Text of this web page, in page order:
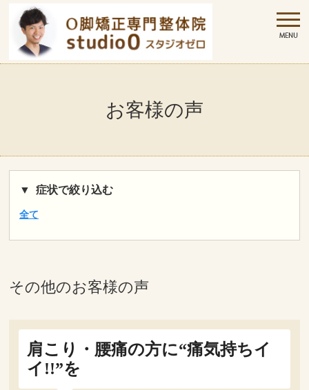
お客様の声
症状で絞り込む
全て
その他のお客様の声
肩こり・腰痛の方に“痛気持ちイ
イ!!”を